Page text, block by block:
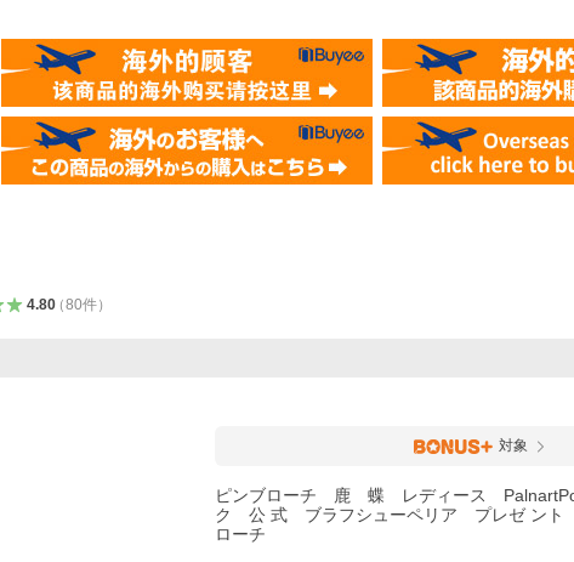
4.80（80件）
対象
ピンブローチ 鹿 蝶 レディース
ク 公 式 ブラフシューペリア プレゼ ント
ローチ